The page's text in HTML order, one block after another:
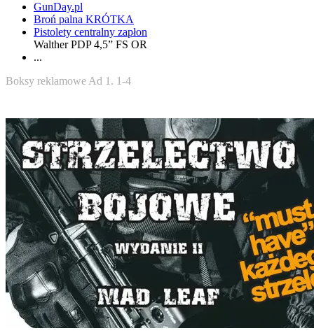
GunDay.pl
Broń palna KRÓTKA
Pistolety centralny zapłon
Walther PDP 4,5” FS OR
...
Boksy reklamowe Ad 1. 1-4